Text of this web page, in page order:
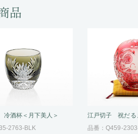
品
酒杯＜月下美人＞
2763-BLK
江戸切子 祝だる
品番：Q459-